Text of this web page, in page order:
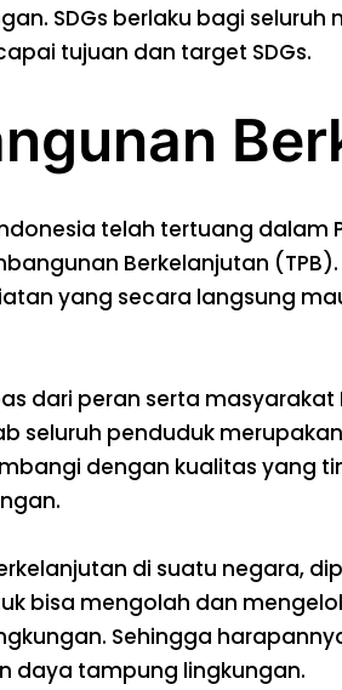
SDGs berlaku bagi seluruh
tujuan dan target SDGs.
telah tertuang dalam
Berkelanjutan
yang secara langsung
dari peran serta
seluruh penduduk
dengan kualitas yang
di suatu negara,
bisa mengolah dan
Sehingga
daya tampung lingkungan.